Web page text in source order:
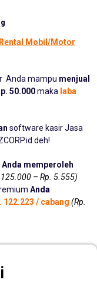
Mobil/Motor
Anda mampu menjual
50.000maka laba
software kasir Jasa
deh!
Anda memperoleh
– Rp. 5.555)
Anda
122.223 / cabang (Rp.